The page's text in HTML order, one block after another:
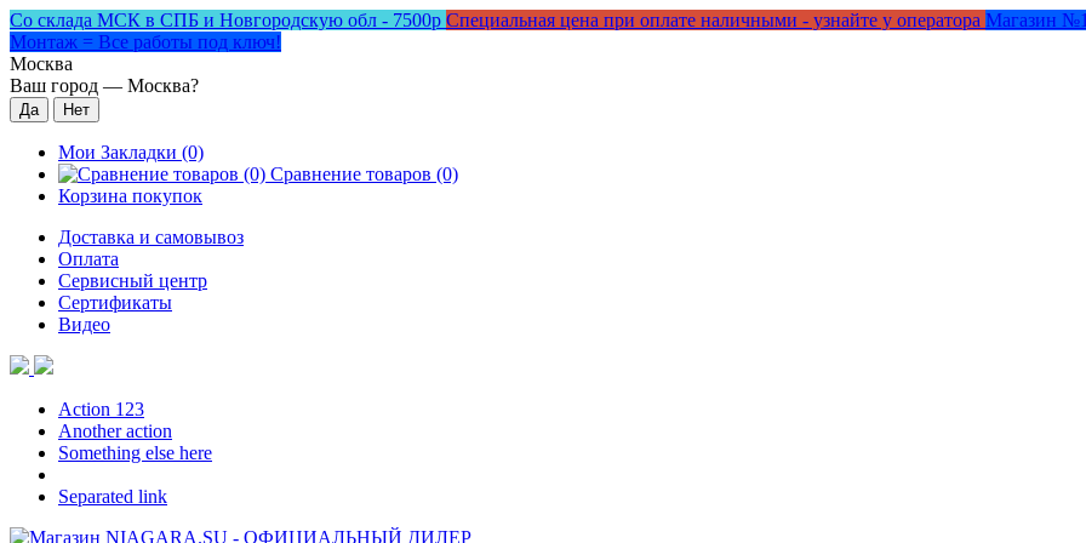
Со склада МСК в СПБ и Новгородскую обл - 7500р Специальная цена при оплате наличными - узнайте у оператора Магазин
Монтаж = Все работы под ключ!
Москва
Ваш город — Москва?
Мои Закладки (0)
Сравнение товаров (0)
Корзина покупок
Доставка и самовывоз
Оплата
Сервисный центр
Сертификаты
Видео
Action 123
Another action
Something else here
Separated link